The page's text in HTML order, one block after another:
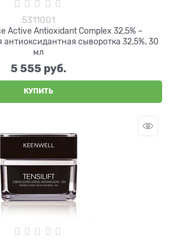
5311001
Active Antioxidant Complex 32,5% –
сыворотка 32,5%, 30
мл
5 555 руб.
КУПИТЬ